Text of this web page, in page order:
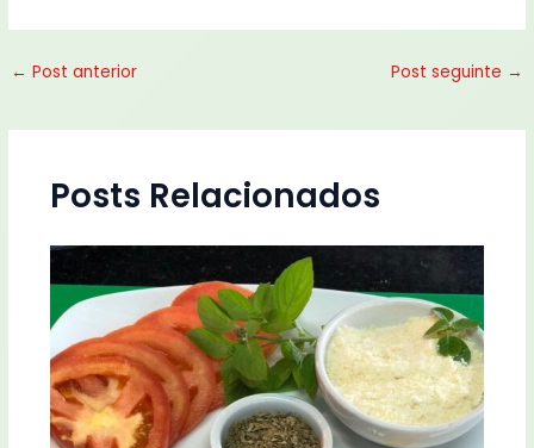
← Post anterior Post seguinte →
Posts Relacionados